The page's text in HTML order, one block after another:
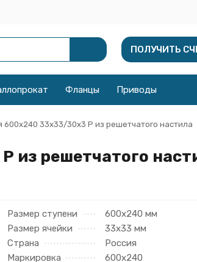
ПОЛУЧИТЬ
Фланцы Приводы
600х240 33х33/30х3 Р из решетчатого настила
из решетчатого
Размер ступени
600х240 мм
Размер ячейки
33х33 мм
Страна
Россия
Маркировка
600х240